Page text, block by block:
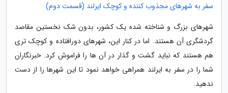
سفر به شهرهای مجذوب کننده و کوچک ایرلند (قسمت دوم)
شهرهای بزرگ و شناخته شده یک کشور، بدون شک نخستین مقاصد
گردشگری آن هستند. اما در کنار این، شهرهای دورافتاده و کوچک تری
هم هستند که نباید گشت و گذار در آن ها را فراموش کرد. خبرنگاران
شما را در سفر به ایرلند همراهی خواهد نمود تا این شهرها را از دست
ندهید.